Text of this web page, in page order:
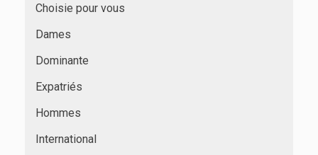
Choisie pour vous
Dames
Dominante
Expatriés
Hommes
International